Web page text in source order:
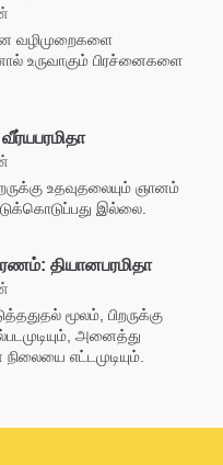
வழிமுறைகளை
உருவாகும் பிரச்னைகளை
உதவுதலையும் ஞானம்
இல்லை.
தியானபரமிதா
மூலம், பிறருக்கு
அனைத்து
எட்டமுடியும்.